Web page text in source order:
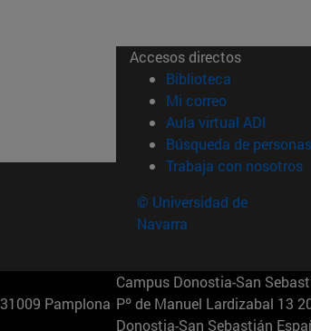
Accesos directos
Biblioteca (abre en
Mi correo(abre en
Aula virtual ADI (abre
Búsqueda de personas
Trabaja con nosotros
© Universidad de
Navarra
Pamplona
Campus Donostia-San
Pº de Manuel Lardizabal 13
Donostia-San Sebastián